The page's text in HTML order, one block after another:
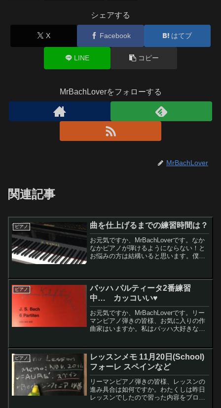
シェアする
X Facebook はてブ
LINE コピー
MrBachLoverをフォローする
MrBachLover
関連記事
ピアノ 曲を仕上げるまでの練習時間は？
お元気ですか、MrBachLoverです。なか
なかピアノが弾けるようにならない！と
お悩みの方は結構いると思います。僕も
間が必要？の考察をしてみました。僕が
読んでるピア...
ピアノ
バッハ パルティータ2番練習
中… カッコいい♥
お元気ですか、MrBachLoverです。リー
マンピアノ弾きの皆様、お気に入りの作
曲家はいますか。私はバッハ大好きなん
番 のSinfonia の練習に少し入れたので、
パ...
ピアノ
レッスンメモ 11月20日(School)
フォーレ スペインなど
リーマンピアノ弾きの皆様、レッスンの
進み具合は如何ですか。わたくしは昨日
レッスンでしたので習った内容をブログ